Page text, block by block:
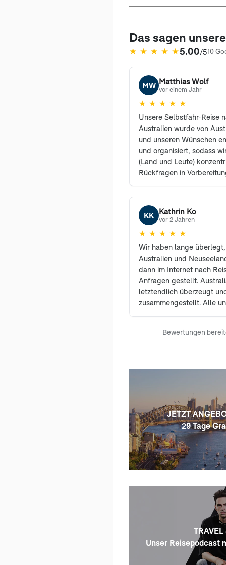
Das sagen
★ ★ ★ ★ ★5.00/510
(öffnet in neuem Tab)
MW Matthias Wolf
vor einem Jahr
★ ★ ★ ★ ★
Unsere Selbstfahr-Reise
Australien wurde von
und unseren Wünschen
und organisiert, sodass
(Land und Leute)
Rückfragen in
nur weiterempfehlen.
KK
Kathrin Ko
vor 2 Jahren
★ ★ ★ ★ ★
Wir haben lange
Australien und
dann im Internet nach
Anfragen gestellt.
letztendlich überzeugt
zusammengestellt. Alle
war ein Traum und bleibt
weiterempfehlen. Bei
hatte. Ein großes Lob an
Planung!
Bewertungen
JETZT
29 Tage
TRAVEL
Unser Reisepodcast